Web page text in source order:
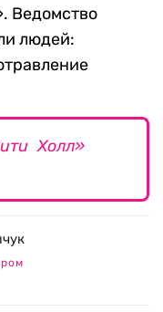
Ведомство
людей:
Холл»